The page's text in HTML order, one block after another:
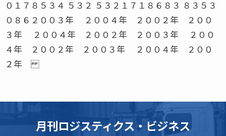
０１７８５３４ ５３２ ５３２１７１８６８３ ８３５３
０８６２００３年 ２００４年 ２００２年 ２００
３年 ２００４年 ２００２年 ２００３年 ２００
４年 ２００２年 ２００３年 ２００４年 ２００
２年
月刊ロジスティクス・ビジネス